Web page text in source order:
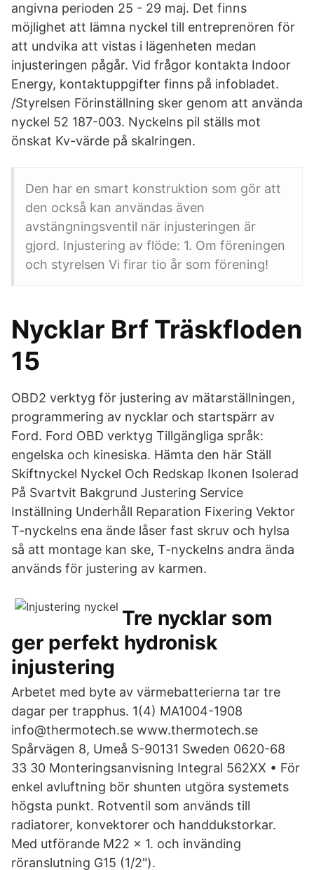
angivna perioden 25 - 29 maj. Det finns
möjlighet att lämna nyckel till entreprenören för
att undvika att vistas i lägenheten medan
injusteringen pågår. Vid frågor kontakta Indoor
Energy, kontaktuppgifter finns på infobladet.
/Styrelsen Förinställning sker genom att använda
nyckel 52 187-003. Nyckelns pil ställs mot
önskat Kv-värde på skalringen.
Den har en smart konstruktion som gör att
den också kan användas även
avstängningsventil när injusteringen är
gjord. Injustering av flöde: 1. Om föreningen
och styrelsen Vi firar tio år som förening!
Nycklar Brf Träskfloden
15
OBD2 verktyg för justering av mätarställningen,
programmering av nycklar och startspärr av
Ford. Ford OBD verktyg Tillgängliga språk:
engelska och kinesiska. Hämta den här Ställ
Skiftnyckel Nyckel Och Redskap Ikonen Isolerad
På Svartvit Bakgrund Justering Service
Inställning Underhåll Reparation Fixering Vektor
T-nyckelns ena ände låser fast skruv och hylsa
så att montage kan ske, T-nyckelns andra ända
används för justering av karmen.
Tre nycklar som
ger perfekt hydronisk
injustering
Arbetet med byte av värmebatterierna tar tre
dagar per trapphus. 1(4) MA1004-1908
info@thermotech.se www.thermotech.se
Spårvägen 8, Umeå S-90131 Sweden 0620-68
33 30 Monteringsanvisning Integral 562XX • För
enkel avluftning bör shunten utgöra systemets
högsta punkt. Rotventil som används till
radiatorer, konvektorer och handdukstorkar.
Med utförande M22 x 1. och invänding
röranslutning G15 (1/2").